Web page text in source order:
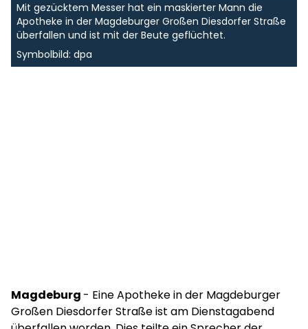
Mit gezücktem Messer hat ein maskierter Mann die
Apotheke in der Magdeburger Großen Diesdorfer Straße
überfallen und ist mit der Beute geflüchtet.
Symbolbild: dpa
Magdeburg - Eine Apotheke in der Magdeburger
Großen Diesdorfer Straße ist am Dienstagabend